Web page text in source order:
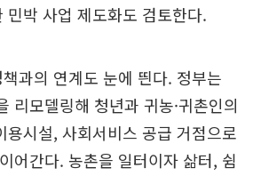
민박 사업 제도화도 검토한다.
과의 연계도 눈에 띈다. 정부는
리모델링해 청년과 귀농·귀촌인의
용시설, 사회서비스 공급 거점으로
어간다. 농촌을 일터이자 삶터, 쉼